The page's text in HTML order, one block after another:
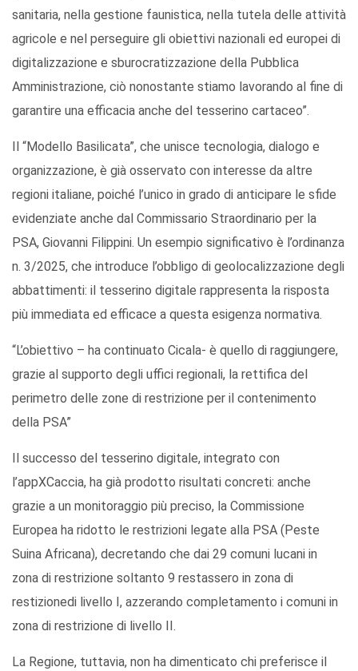
sanitaria, nella gestione faunistica, nella tutela delle attività
agricole e nel perseguire gli obiettivi nazionali ed europei di
digitalizzazione e sburocratizzazione della Pubblica
Amministrazione, ciò nonostante stiamo lavorando al fine di
garantire una efficacia anche del tesserino cartaceo”.
Il “Modello Basilicata”, che unisce tecnologia, dialogo e
organizzazione, è già osservato con interesse da altre
regioni italiane, poiché l’unico in grado di anticipare le sfide
evidenziate anche dal Commissario Straordinario per la
PSA, Giovanni Filippini. Un esempio significativo è l’ordinanza
n. 3/2025, che introduce l’obbligo di geolocalizzazione degli
abbattimenti: il tesserino digitale rappresenta la risposta
più immediata ed efficace a questa esigenza normativa.
“L’obiettivo – ha continuato Cicala- è quello di raggiungere,
grazie al supporto degli uffici regionali, la rettifica del
perimetro delle zone di restrizione per il contenimento
della PSA”
Il successo del tesserino digitale, integrato con
l’appXCaccia, ha già prodotto risultati concreti: anche
grazie a un monitoraggio più preciso, la Commissione
Europea ha ridotto le restrizioni legate alla PSA (Peste
Suina Africana), decretando che dai 29 comuni lucani in
zona di restrizione soltanto 9 restassero in zona di
restizionedi livello I, azzerando completamento i comuni in
zona di restrizione di livello II.
La Regione, tuttavia, non ha dimenticato chi preferisce il